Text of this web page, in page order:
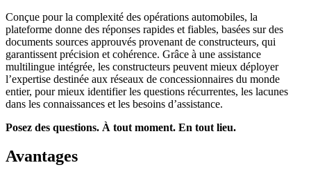
Conçue pour la complexité des opérations automobiles, la
plateforme donne des réponses rapides et fiables, basées sur des
documents sources approuvés provenant de constructeurs, qui
garantissent précision et cohérence. Grâce à une assistance
multilingue intégrée, les constructeurs peuvent mieux déployer
l’expertise destinée aux réseaux de concessionnaires du monde
entier, pour mieux identifier les questions récurrentes, les lacunes
dans les connaissances et les besoins d’assistance.
Posez des questions. À tout moment. En tout lieu.
Avantages